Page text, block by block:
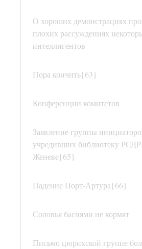
О хороших демонстрациях
плохих рассуждениях
интеллигентов
Пора кончить{63}
Конференции комитетов
Заявление группы
учредивших библиотеку
Женеве{65}
Падение Порт-Артура{66}
Соловья баснями не кормят
Письмо цюрихской группе